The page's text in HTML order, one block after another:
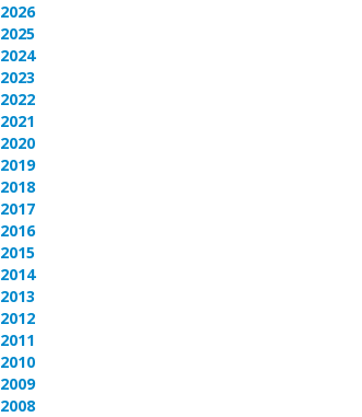
2026
2025
2024
2023
2022
2021
2020
2019
2018
2017
2016
2015
2014
2013
2012
2011
2010
2009
2008